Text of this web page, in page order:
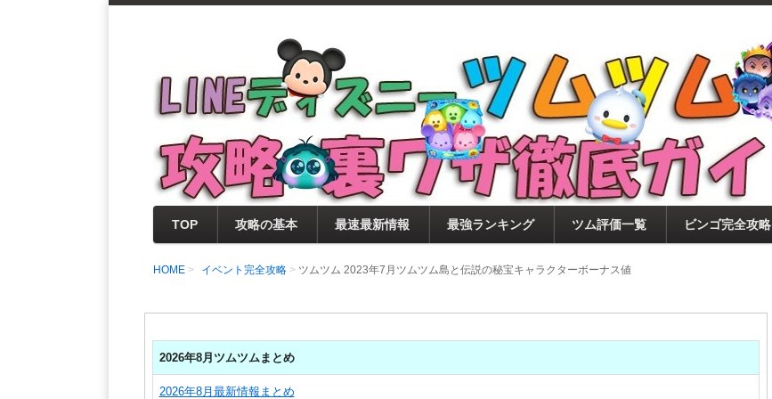
LINEディズニー ツムツム攻略・裏ワザ徹底ガイド
支持率No1！痒いところに手が届くツムツム攻略サイト！新ツム・イベント・ピックアップ・
セレクト情報をいち早く提供するとともに、ビンゴ・キャラ評価も丁寧に解説！ツムツムを12
0％楽しめるサイトを目指しています。
TOP 攻略の基本 最速最新情報 最強ランキング ツム評価一覧 ビンゴ完全攻略
HOME イベント完全攻略 ツムツム 2023年7月ツムツム島と伝説の秘宝キャラクターボーナス値
2026年8月ツムツムまとめ
2026年8月最新情報まとめ